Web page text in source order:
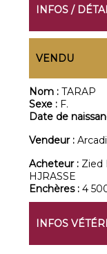
INFOS /
VENDU
Nom :TARAP
Sexe : F.
Date de
Vendeur :
Acheteur : Zied
HJRASSE
Enchères :4
INFOS